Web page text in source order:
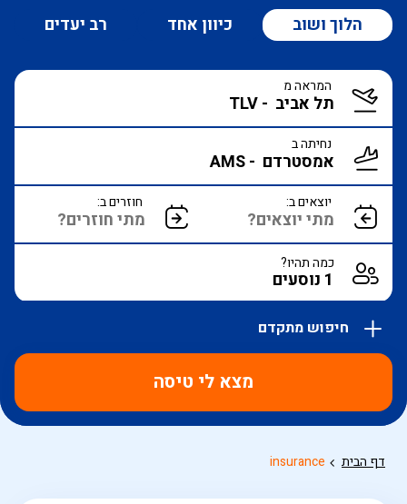
הלוך ושוב כיוון אחד רב יעדים
המראה מ
נחיתה ב
יוצאים ב: חוזרים ב:
כמה תהיו?
מצא לי טיסה
אפשרויות
מוצגות
הכפתור
דף הבית insurance